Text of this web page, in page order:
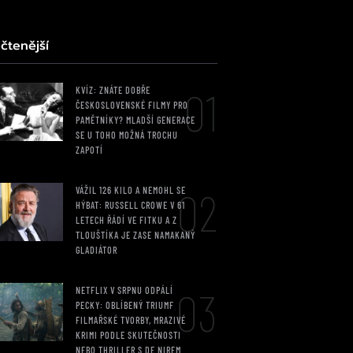
KVÍZ: ZNÁTE DOBŘE
ČESKOSLOVENSKÉ FILMY PRO
PAMĚTNÍKY? MLADŠÍ GENERACE
SE U TOHO MOŽNÁ TROCHU
ZAPOTÍ
01
VÁŽIL 126 KILO A NEMOHL SE
HÝBAT: RUSSELL CROWE V 61
LETECH ŘÁDÍ VE FITKU A Z
TLOUŠTÍKA JE ZASE NAMAKANÝ
GLADIÁTOR
02
NETFLIX V SRPNU ODPÁLÍ
PECKY: OBLÍBENÝ TRIUMF
FILMAŘSKÉ TVORBY, MRAZIVÉ
KRIMI PODLE SKUTEČNOSTI
NEBO THRILLER S DE NIREM
03